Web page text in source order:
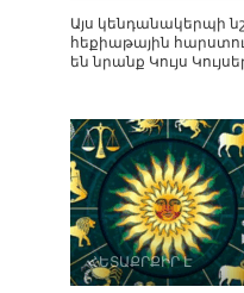
Այս կենդանակերպի
հեքիաթային
են նրանք Կույս
ՀԵՏԱՔՐՔԻՐ Է